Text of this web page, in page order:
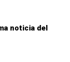
noticia del